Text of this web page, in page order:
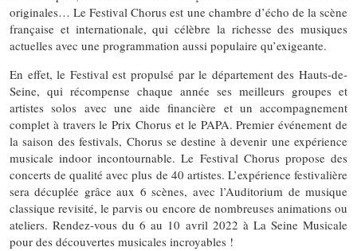
originales… Le Festival Chorus est une chambre d’écho de la scène
française et internationale, qui célèbre la richesse des musiques
actuelles avec une programmation aussi populaire qu’exigeante.
En effet, le Festival est propulsé par le département des Hauts-de-
Seine, qui récompense chaque année ses meilleurs groupes et
artistes solos avec une aide financière et un accompagnement
complet à travers le Prix Chorus et le PAPA. Premier événement de
la saison des festivals, Chorus se destine à devenir une expérience
musicale indoor incontournable. Le Festival Chorus propose des
concerts de qualité avec plus de 40 artistes. L’expérience festivalière
sera décuplée grâce aux 6 scènes, avec l’Auditorium de musique
classique revisité, le parvis ou encore de nombreuses animations ou
ateliers. Rendez-vous du 6 au 10 avril 2022 à La Seine Musicale
pour des découvertes musicales incroyables !